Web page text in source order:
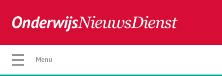
Verberg menu
Menu